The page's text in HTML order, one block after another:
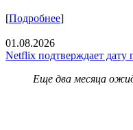
[Подробнее]
01.08.2026
Netflix подтверждает дату
Еще два месяца